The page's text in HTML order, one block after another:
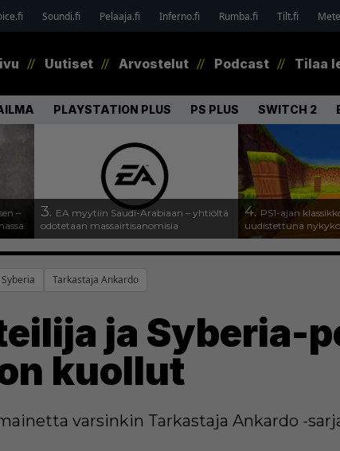
Soundi.fi Pelaaja.fi Inferno.fi Rumba.fi Tilt.fi
Uutiset Arvostelut Podcast Tilaa
PLAYSTATION PLUS PS PLUS SWITCH 2
–
3. EA myytiin Saudi-Arabiaan – yhtiöltä
odotetaan massairtisanomisia
4. PS1-ajan
uudistettuna
Syberia Tarkastaja Ankardo
ja Syberia-
kuollut
varsinkin Tarkastaja Ankardo -